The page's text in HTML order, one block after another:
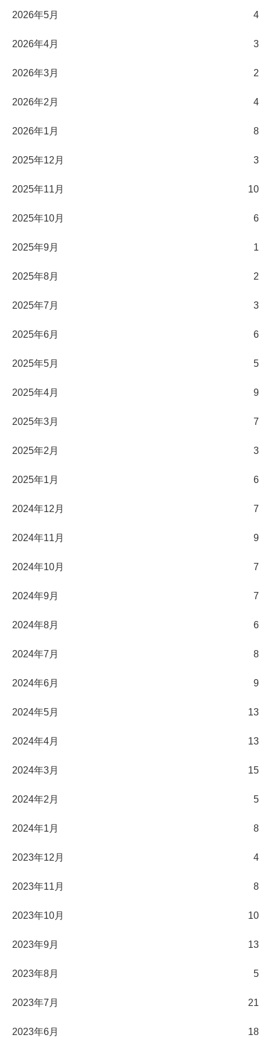
2026年5月 4
2026年4月 3
2026年3月 2
2026年2月 4
2026年1月 8
2025年12月 3
2025年11月 10
2025年10月 6
2025年9月 1
2025年8月 2
2025年7月 3
2025年6月 6
2025年5月 5
2025年4月 9
2025年3月 7
2025年2月 3
2025年1月 6
2024年12月 7
2024年11月 9
2024年10月 7
2024年9月 7
2024年8月 6
2024年7月 8
2024年6月 9
2024年5月 13
2024年4月 13
2024年3月 15
2024年2月 5
2024年1月 8
2023年12月 4
2023年11月 8
2023年10月 10
2023年9月 13
2023年8月 5
2023年7月 21
2023年6月 18